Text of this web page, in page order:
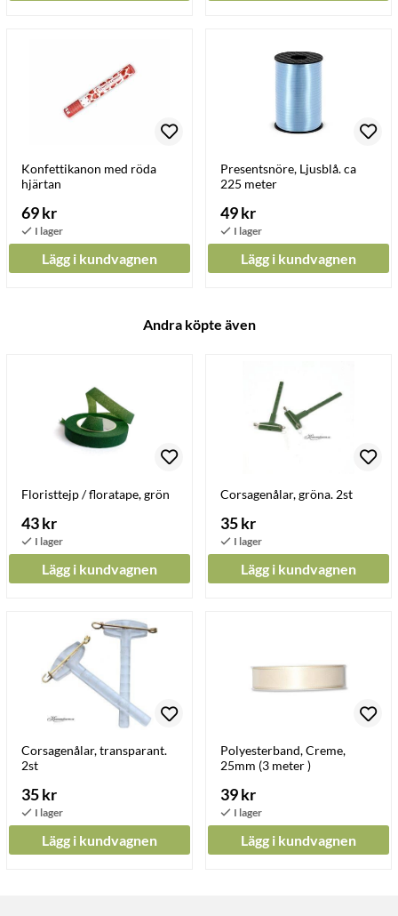
Konfettikanon med röda
hjärtan
69 kr
Lägg i kundvagnen
Presentsnöre, Ljusblå. ca
225 meter
49 kr
Lägg i kundvagnen
Andra köpte även
Floristtejp / floratape, grön
43 kr
Lägg i kundvagnen
Corsagenålar, gröna. 2st
35 kr
Lägg i kundvagnen
Corsagenålar, transparant.
2st
35 kr
Lägg i kundvagnen
Polyesterband, Creme,
25mm (3 meter )
39 kr
Lägg i kundvagnen